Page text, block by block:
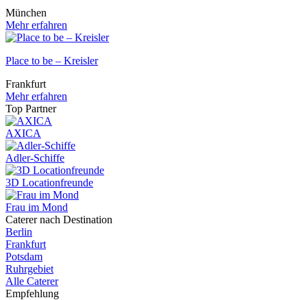
München
Mehr erfahren
Place to be – Kreisler
Frankfurt
Mehr erfahren
Top Partner
AXICA
Adler-Schiffe
3D Locationfreunde
Frau im Mond
Caterer nach Destination
Berlin
Frankfurt
Potsdam
Ruhrgebiet
Alle Caterer
Empfehlung